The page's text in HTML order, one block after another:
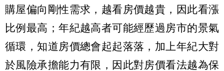
購屋偏向剛性需求，越看房價越貴，因此看漲
比例最高；年紀越高者可能經歷過房市的景氣
循環，知道房價總會起起落落，加上年紀大對
於風險承擔能力有限，因此對房價看法越為保